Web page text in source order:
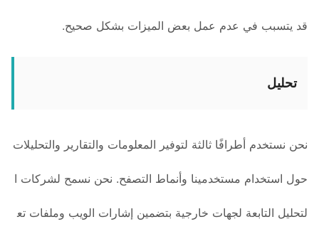
قد يتسبب في عدم عمل بعض الميزات بشكل صحيح.
تحليل
نحن نستخدم أطرافًا ثالثة لتوفير المعلومات والتقارير والتحليلات
حول استخدام مستخدمينا وأنماط التصفح. نحن نسمح لشركات ا
لتحليل التابعة لجهات خارجية بتضمين إشارات الويب وملفات تع